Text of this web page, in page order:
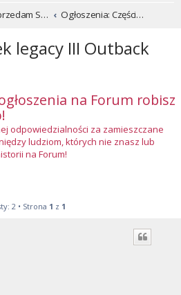
Kupię/Sprzedam Subaru i nie tylko... Ogłoszenia: Części i inne
legacy III Outback
na Forum robisz
odpowiedzialności za zamieszczane
ludziom, których nie znasz lub
na Forum!
2 • Strona 1 z 1